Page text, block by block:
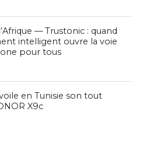
— Trustonic : quand
intelligent ouvre la voie
pour tous
en Tunisie son tout
X9c